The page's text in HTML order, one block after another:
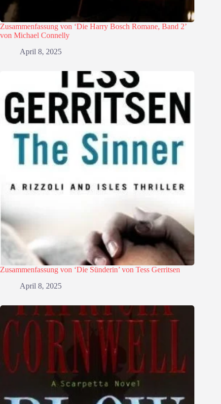
Zusammenfassung von ‘Die Harry Bosch Romane, Band 2’
von Michael Connelly
April 8, 2025
Zusammenfassung von ‘Die Sünderin’ von Tess Gerritsen
April 8, 2025